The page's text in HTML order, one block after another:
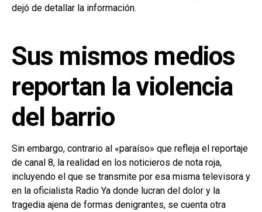
dejó de detallar la información.
Sus mismos medios
reportan la violencia
del barrio
Sin embargo, contrario al «paraíso» que refleja el reportaje
de canal 8, la realidad en los noticieros de nota roja,
incluyendo el que se transmite por esa misma televisora y
en la oficialista Radio Ya donde lucran del dolor y la
tragedia ajena de formas denigrantes, se cuenta otra